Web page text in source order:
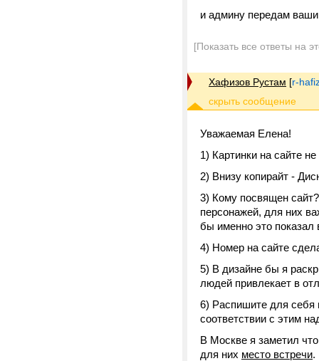
и админу передам
[Показать все ответы на
Хафизов Рустам [r-
Уважаемая Елена!
1) Картинки на сайте
2) Внизу копирайт -
3) Кому посвящен
персонажей, для них
бы именно это показал
4) Номер на сайте
5) В дизайне бы я
людей привлекает в
6) Распишите для себя
соответствии с этим
В Москве я заметил
для них место встречи.